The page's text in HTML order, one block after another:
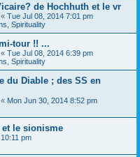
de Hochhuth et le vr
« Tue Jul 08, 2014 7:01 pm
Spirituality
tour !! ...
« Tue Jul 08, 2014 6:39 pm
Spirituality
du Diable ; des SS en
« Mon Jun 30, 2014 8:52 pm
le sionisme
pm